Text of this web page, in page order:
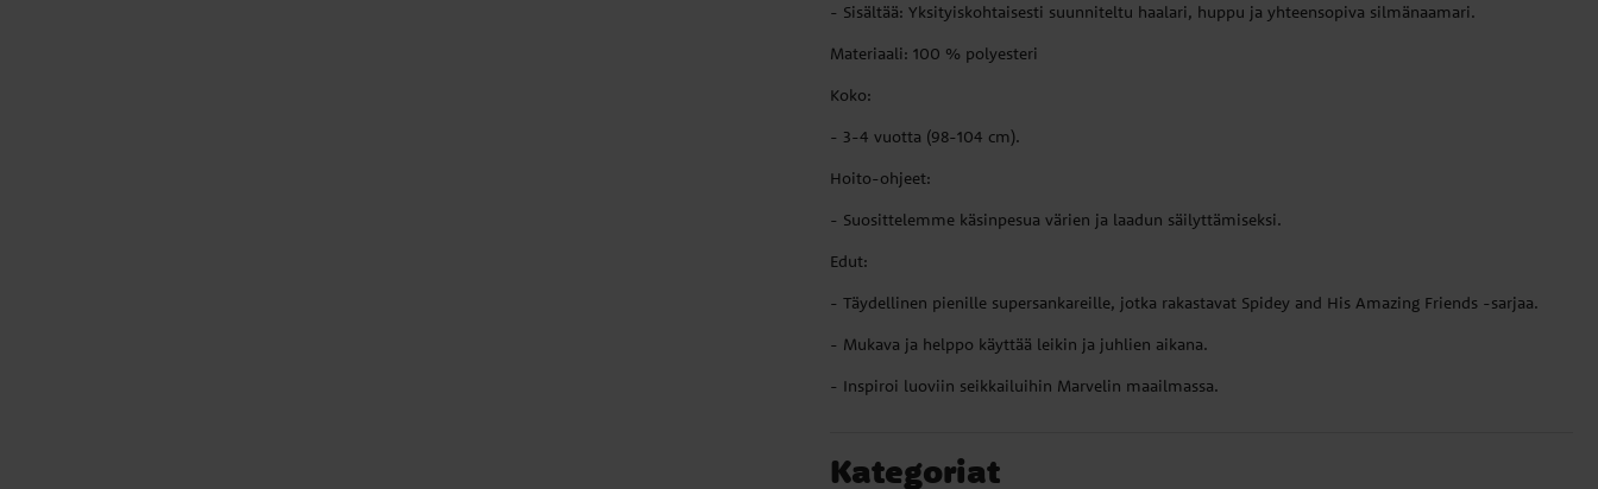
- Sisältää: Yksityiskohtaisesti suunniteltu haalari, huppu ja yhteensopiva silmänaamari.
Materiaali: 100 % polyesteri
Koko:
- 3-4 vuotta (98-104 cm).
Hoito-ohjeet:
- Suosittelemme käsinpesua värien ja laadun säilyttämiseksi.
Edut:
- Täydellinen pienille supersankareille, jotka rakastavat Spidey and His Amazing Friends -sarjaa.
- Mukava ja helppo käyttää leikin ja juhlien aikana.
- Inspiroi luoviin seikkailuihin Marvelin maailmassa.
Kategoriat